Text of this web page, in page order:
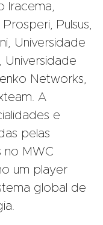
Iracema,
Pulsus,
Universidade
Universidade
Networks,
A
e
pelas
no MWC
um player
global de